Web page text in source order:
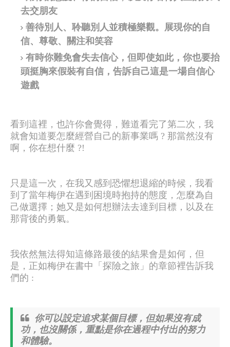
去交朋友
善待別人、聆聽別人並積極樂觀。展現你的自
信、尊敬、關注和笑容
有時你難免會失去信心，但即使如此，你也要抬
頭挺胸來假裝有自信，告訴自己這是一場自信心
遊戲
看到這裡，也許你會覺得，難道看完了第二次，我
就會知道要怎麼經營自己的新事業嗎 ? 那當然沒有
啊，你在想什麼 ?!
只是這一次，在我又感到恐懼想退縮的時候，我看
到了當年梅伊在遇到困境時抱持的態度，怎麼為自
己做選擇；她又是如何想辦法去達到目標，以及在
那背後的勇氣。
我依然無法得知這條路最後的結果會是如何，但
是，正如梅伊在書中「探險之旅」的章節裡告訴我
們的 :
你可以設定追求某個目標，但如果沒有成
功，也沒關係，重點是你在過程中付出的努力
和體驗。